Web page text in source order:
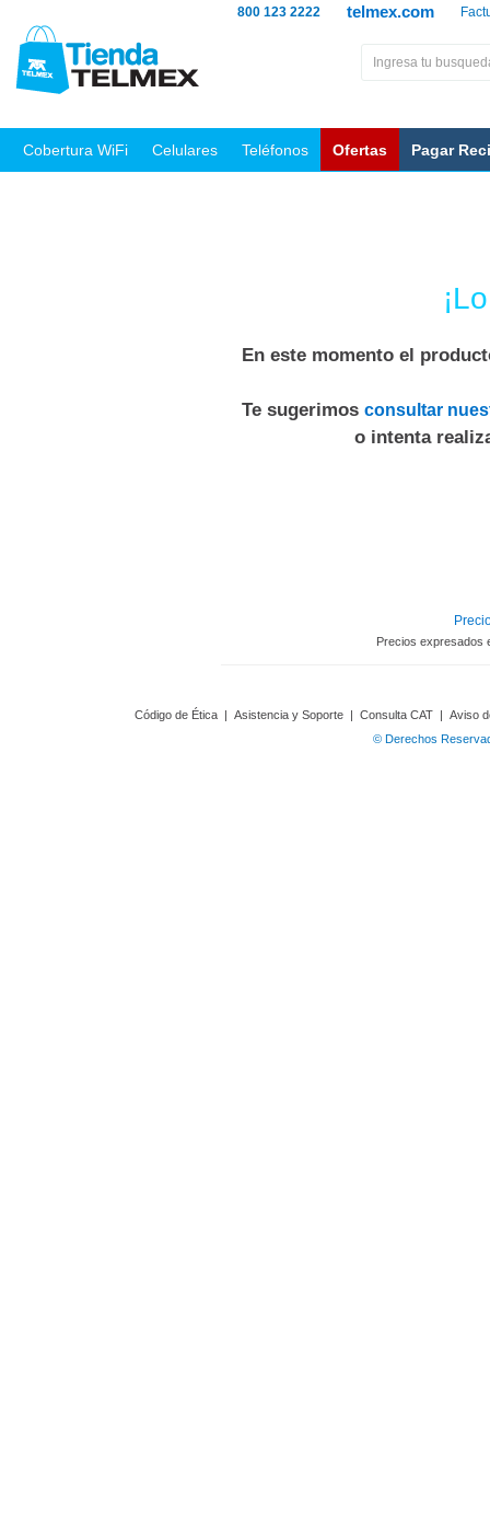
telmex.com
800 123 2222
Cobertura WiFi Celulares Teléfonos Ofertas Pagar
En este momento el
Te sugerimos consultar
o intenta
Precios expresados
Código de Ética | Asistencia y Soporte | Consulta CAT | Aviso
© Derechos